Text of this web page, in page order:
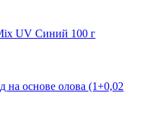
UV Синий 100 г
основе олова (1+0,02